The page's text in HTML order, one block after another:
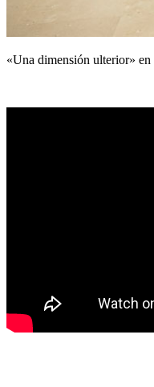
«Una dimensión ulterior»